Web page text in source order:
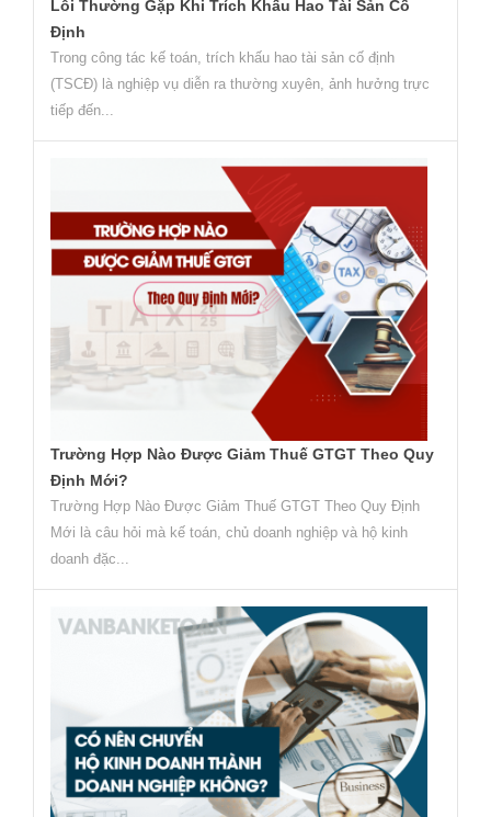
Lỗi Thường Gặp Khi Trích Khấu Hao Tài Sản Cố
Định
Trong công tác kế toán, trích khấu hao tài sản cố định
(TSCĐ) là nghiệp vụ diễn ra thường xuyên, ảnh hưởng trực
tiếp đến...
Trường Hợp Nào Được Giảm Thuế GTGT Theo Quy
Định Mới?
Trường Hợp Nào Được Giảm Thuế GTGT Theo Quy Định
Mới là câu hỏi mà kế toán, chủ doanh nghiệp và hộ kinh
doanh đặc...